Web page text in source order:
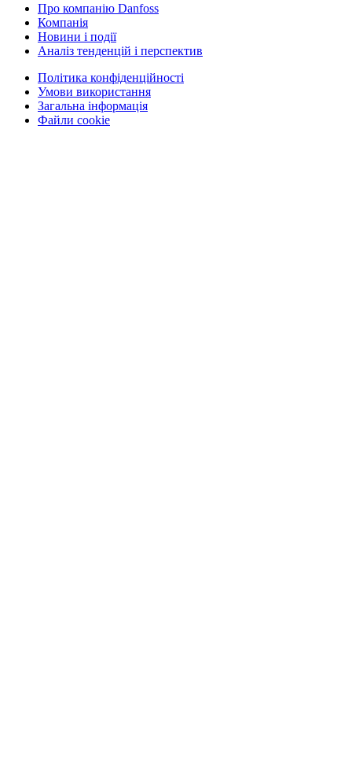
Про компанію Danfoss
Компанія
Новини і події
Аналіз тенденцій і перспектив
Політика конфіденційності
Умови використання
Загальна інформація
Файли cookie